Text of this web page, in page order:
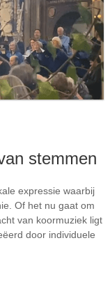
stemmen
expressie waarbij
Of het nu gaat om
van koormuziek ligt
door individuele